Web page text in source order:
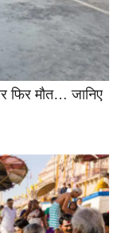
फिर मौत… जानिए